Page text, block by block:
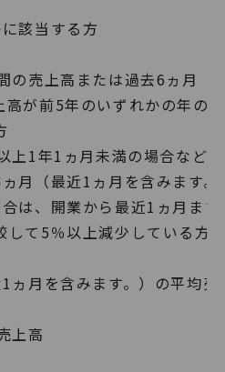
該当する方
の売上高または過去6ヵ月（
高が前5年のいずれかの年の
上1年1ヵ月未満の場合など
月（最近1ヵ月を含みます
は、開業から最近1ヵ月ま
して5％以上減少している方
ヵ月を含みます。）の平均売
上高